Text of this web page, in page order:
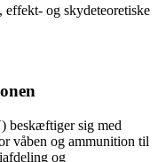
effekt- og skydeteoretiske
beskæftiger sig med
våben og ammunition til
og